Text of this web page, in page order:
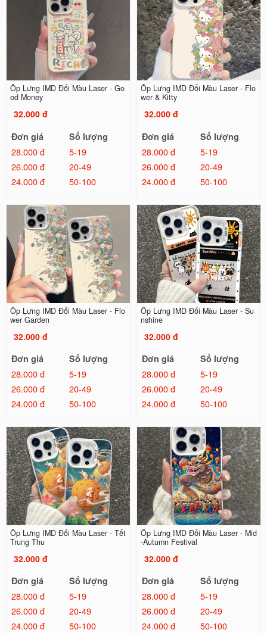
Ốp Lưng IMD Đổi Màu Laser - Go
od Money
32.000 đ
Đơn giá
Số lượng
28.000 đ
5-19
26.000 đ
20-49
24.000 đ
50-100
Ốp Lưng IMD Đổi Màu Laser - Flo
wer & Kitty
32.000 đ
Đơn giá
Số lượng
28.000 đ
5-19
26.000 đ
20-49
24.000 đ
50-100
Ốp Lưng IMD Đổi Màu Laser - Flo
wer Garden
32.000 đ
Đơn giá
Số lượng
28.000 đ
5-19
26.000 đ
20-49
24.000 đ
50-100
Ốp Lưng IMD Đổi Màu Laser - Su
nshine
32.000 đ
Đơn giá
Số lượng
28.000 đ
5-19
26.000 đ
20-49
24.000 đ
50-100
Ốp Lưng IMD Đổi Màu Laser - Tết
Trung Thu
32.000 đ
Đơn giá
Số lượng
28.000 đ
5-19
26.000 đ
20-49
24.000 đ
50-100
Ốp Lưng IMD Đổi Màu Laser - Mid
-Autumn Festival
32.000 đ
Đơn giá
Số lượng
28.000 đ
5-19
26.000 đ
20-49
24.000 đ
50-100